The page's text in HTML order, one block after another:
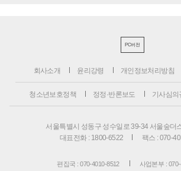
PC버전
회사소개 윤리강령 개인정보처리방침
청소년보호정책 정정·반론보도 기사심의
서울특별시 성동구 성수일로 39-34 서울숲더
대표전화 : 1800-6522
팩스 : 070-
편집국 : 070-4010-8512 사업본부 :